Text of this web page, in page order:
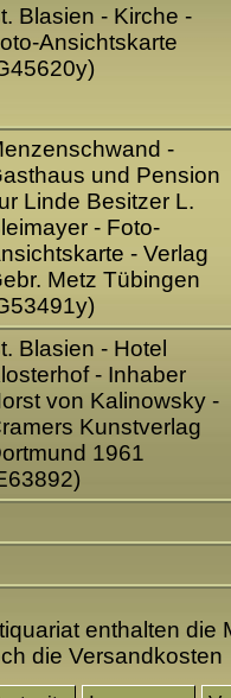
Blasien - Kirche -
Ansichtskarte
-
und Pension
Linde Besitzer L.
- Foto-
- Verlag
Metz Tübingen
Blasien - Hotel
- Inhaber
von Kalinowsky -
Kunstverlag
1961
enthalten die
die Versandkosten